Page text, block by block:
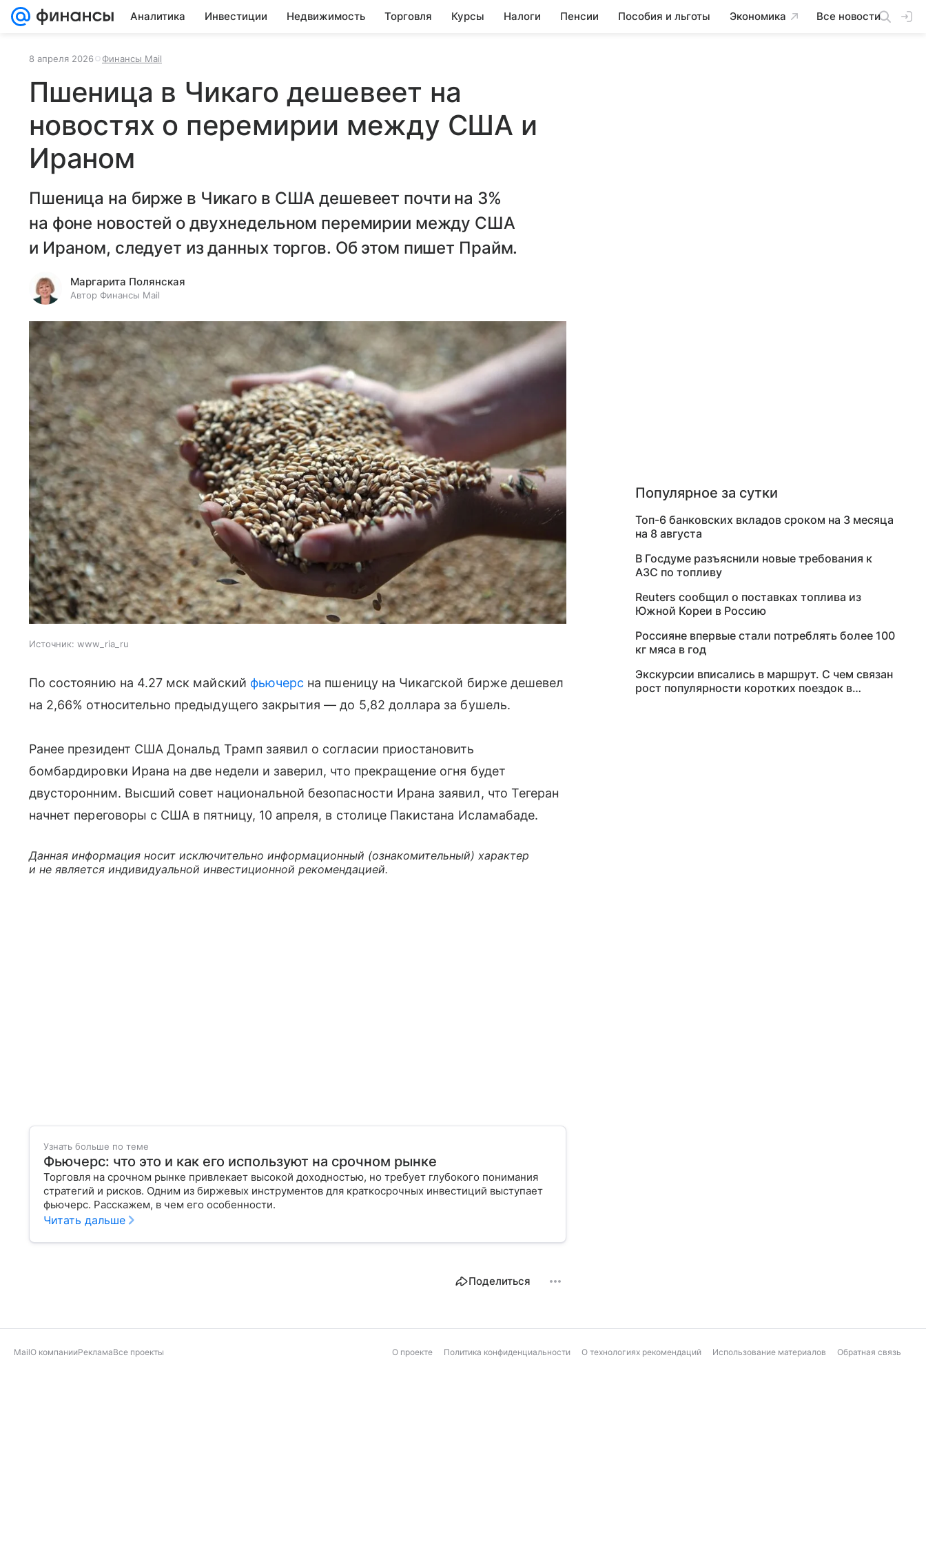
Аналитика Инвестиции Недвижимость Торговля Курсы Налоги Пенсии Пособия и льготы Экономика Все новости
8 апреля 2026 Финансы Mail
Пшеница в Чикаго дешевеет на
новостях о перемирии между США и
Ираном
Пшеница на бирже в Чикаго в США дешевеет почти на 3%
на фоне новостей о двухнедельном перемирии между США
и Ираном, следует из данных торгов. Об этом пишет Прайм.
Маргарита Полянская
Автор Финансы Mail
Источник: www_ria_ru
По состоянию на 4.27 мск майский фьючерс на пшеницу на Чикагской бирже дешевел
на 2,66% относительно предыдущего закрытия — до 5,82 доллара за бушель.
Ранее президент США Дональд Трамп заявил о согласии приостановить
бомбардировки Ирана на две недели и заверил, что прекращение огня будет
двусторонним. Высший совет национальной безопасности Ирана заявил, что Тегеран
начнет переговоры с США в пятницу, 10 апреля, в столице Пакистана Исламабаде.
Данная информация носит исключительно информационный (ознакомительный) характер
и не является индивидуальной инвестиционной рекомендацией.
Узнать больше по теме
Фьючерс: что это и как его используют на срочном рынке
Торговля на срочном рынке привлекает высокой доходностью, но требует глубокого понимания
стратегий и рисков. Одним из биржевых инструментов для краткосрочных инвестиций выступает
фьючерс. Расскажем, в чем его особенности.
Читать дальше
Поделиться
Популярное за сутки
Топ-6 банковских вкладов сроком на 3 месяца
на 8 августа
В Госдуме разъяснили новые требования к
АЗС по топливу
Reuters сообщил о поставках топлива из
Южной Кореи в Россию
Россияне впервые стали потреблять более 100
кг мяса в год
Экскурсии вписались в маршрут. С чем связан
рост популярности коротких поездок в
MailО компанииРекламаВсе проекты О проекте Политика конфиденциальности О технологиях рекомендаций Использование материалов Обратная связь